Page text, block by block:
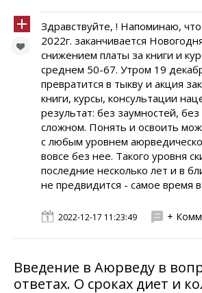
Здравствуйте, ! Напоминаю,
2022г. заканчивается
снижением платы за книги и
среднем 50-67. Утром 19
превратится в тыкву и акция
книги, курсы, консультации
результат: без заумностей,
сложном. Понять и освоить
с любым уровнем
вовсе без нее. Такого уровня
последние несколько лет и в
не предвидится - самое время
2022-12-17 11:23:49 +
Введение в Аюрведу в
ответах. О сроках диет и